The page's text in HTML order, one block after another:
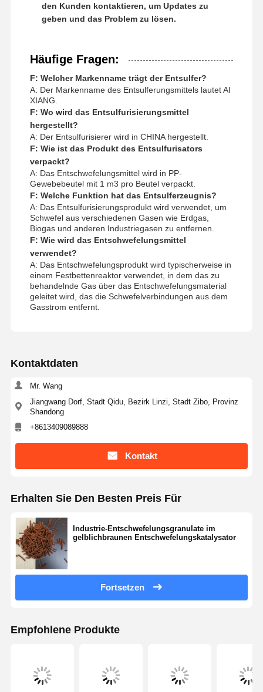
den Kunden kontaktieren, um Updates zu
geben und das Problem zu lösen.
Häufige Fragen:
F: Welcher Markenname trägt der Entsulfer?
A: Der Markenname des Entsulferungsmittels lautet AI
XIANG.
F: Wo wird das Entsulfurisierungsmittel
hergestellt?
A: Der Entsulfurisierer wird in CHINA hergestellt.
F: Wie ist das Produkt des Entsulfurisators
verpackt?
A: Das Entschwefelungsmittel wird in PP-
Gewebebeutel mit 1 m3 pro Beutel verpackt.
F: Welche Funktion hat das Entsulferzeugnis?
A: Das Entsulfurisierungsprodukt wird verwendet, um
Schwefel aus verschiedenen Gasen wie Erdgas,
Biogas und anderen Industriegasen zu entfernen.
F: Wie wird das Entschwefelungsmittel
verwendet?
A: Das Entschwefelungsprodukt wird typischerweise in
einem Festbettenreaktor verwendet, in dem das zu
behandelnde Gas über das Entschwefelungsmaterial
geleitet wird, das die Schwefelverbindungen aus dem
Gasstrom entfernt.
Kontaktdaten
Mr. Wang
Jiangwang Dorf, Stadt Qidu, Bezirk Linzi, Stadt Zibo, Provinz
Shandong
+8613409089888
Kontakt
Erhalten Sie Den Besten Preis Für
Industrie-Entschwefelungsgranulate im
gelblichbraunen Entschwefelungskatalysator
Fortsetzen
Empfohlene Produkte